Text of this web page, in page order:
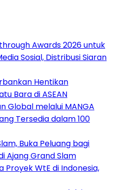
Awards 2026 untuk
Sosial, Distribusi Siaran
Hentikan
Bara di ASEAN
Global melalui MANGA
Tersedia dalam 100
Buka Peluang bagi
Ajang Grand Slam
Proyek WtE di Indonesia,